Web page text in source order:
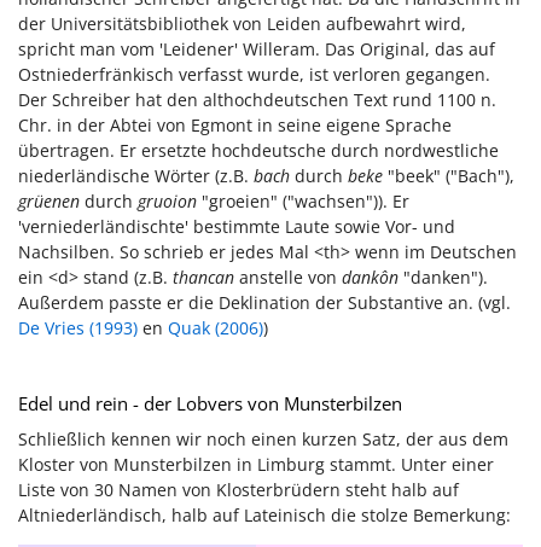
der Universitätsbibliothek von Leiden aufbewahrt wird,
spricht man vom 'Leidener' Willeram. Das Original, das auf
Ostniederfränkisch verfasst wurde, ist verloren gegangen.
Der Schreiber hat den althochdeutschen Text rund 1100 n.
Chr. in der Abtei von Egmont in seine eigene Sprache
übertragen. Er ersetzte hochdeutsche durch nordwestliche
niederländische Wörter (z.B. bach durch beke "beek" ("Bach"),
grüenen durch gruoion "groeien" ("wachsen")). Er
'verniederländischte' bestimmte Laute sowie Vor- und
Nachsilben. So schrieb er jedes Mal <th> wenn im Deutschen
ein <d> stand (z.B. thancan anstelle von dankôn "danken").
Außerdem passte er die Deklination der Substantive an. (vgl.
De Vries (1993) en Quak (2006))
Edel und rein - der Lobvers von Munsterbilzen
Schließlich kennen wir noch einen kurzen Satz, der aus dem
Kloster von Munsterbilzen in Limburg stammt. Unter einer
Liste von 30 Namen von Klosterbrüdern steht halb auf
Altniederländisch, halb auf Lateinisch die stolze Bemerkung: